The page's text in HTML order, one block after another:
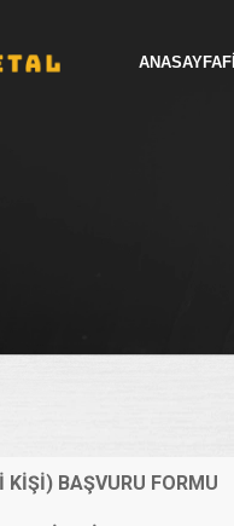
ANASAYFA
KİŞİ) BAŞVURU FORMU